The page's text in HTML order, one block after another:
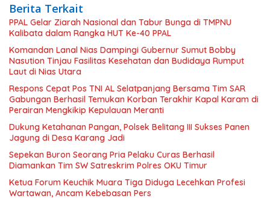
Berita Terkait
PPAL Gelar Ziarah Nasional dan Tabur Bunga di TMPNU
Kalibata dalam Rangka HUT Ke-40 PPAL
Komandan Lanal Nias Dampingi Gubernur Sumut Bobby
Nasution Tinjau Fasilitas Kesehatan dan Budidaya Rumput
Laut di Nias Utara
Respons Cepat Pos TNI AL Selatpanjang Bersama Tim SAR
Gabungan Berhasil Temukan Korban Terakhir Kapal Karam di
Perairan Mengkikip Kepulauan Meranti
Dukung Ketahanan Pangan, Polsek Belitang III Sukses Panen
Jagung di Desa Karang Jadi
Sepekan Buron Seorang Pria Pelaku Curas Berhasil
Diamankan Tim SW Satreskrim Polres OKU Timur
Ketua Forum Keuchik Muara Tiga Diduga Lecehkan Profesi
Wartawan, Ancam Kebebasan Pers